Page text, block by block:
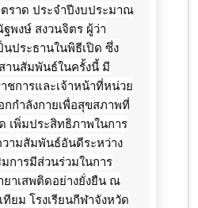
ราด ประจำปีงบประมาณ
พงษ์ สงวนจิตร ผู้ว่า
นประธานในพิธีเปิด ซึ่ง
านสัมพันธ์ในครั้งนี้ มี
ชการและเจ้าหน้าที่หน่วย
กกำลังกายเพื่อสุขสภาพที่
เพิ่มประสิทธิภาพในการ
วามสัมพันธ์อันดีระหว่าง
การมีส่วนร่วมในการ
าเสพติดอย่างยั่งยืน ณ
ยม โรงเรียนกีฬาจังหวัด